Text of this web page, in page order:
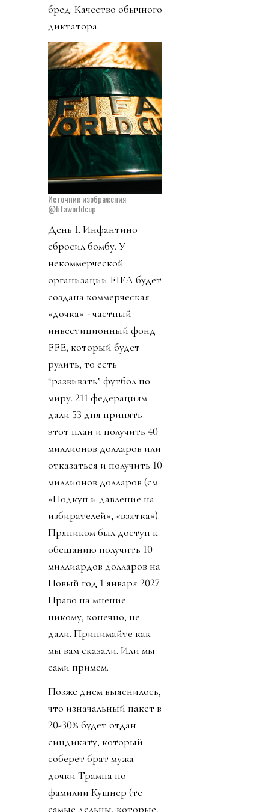
бред. Качество обычного
диктатора.
Источник изображения
@fifaworldcup
День 1. Инфантино
сбросил бомбу. У
некоммерческой
организации FIFA будет
создана коммерческая
«дочка» - частный
инвестиционный фонд
FFE, который будет
рулить, то есть
“развивать” футбол по
миру. 211 федерациям
дали 53 дня принять
этот план и получить 40
миллионов долларов или
отказаться и получить 10
миллионов долларов (см.
«Подкуп и давление на
избирателей», «взятка»).
Пряником был доступ к
обещанию получить 10
миллиардов долларов на
Новый год 1 января 2027.
Право на мнение
никому, конечно, не
дали. Принимайте как
мы вам сказали. Или мы
сами примем.
Позже днем выяснилось,
что изначальный пакет в
20-30% будет отдан
синдикату, который
соберет брат мужа
дочки Трампа по
фамилии Кушнер (те
самые дельцы, которые,